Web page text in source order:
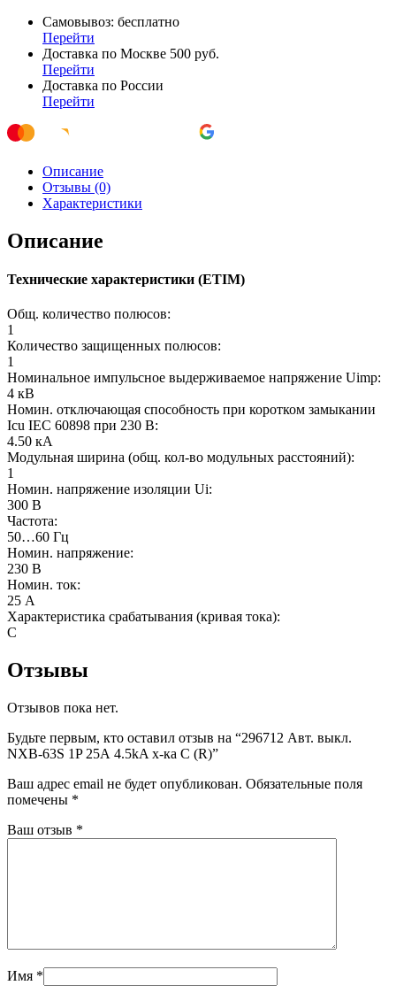
Самовывоз: бесплатно
Перейти
Доставка по Москве 500 руб.
Перейти
Доставка по России
Перейти
Описание
Отзывы (0)
Характеристики
Описание
Технические характеристики (ETIM)
Общ. количество полюсов:
1
Количество защищенных полюсов:
1
Номинальное импульсное выдерживаемое напряжение Uimp:
4 кВ
Номин. отключающая способность при коротком замыкании
Icu IEC 60898 при 230 В:
4.50 кА
Модульная ширина (общ. кол-во модульных расстояний):
1
Номин. напряжение изоляции Ui:
300 В
Частота:
50…60 Гц
Номин. напряжение:
230 В
Номин. ток:
25 А
Характеристика срабатывания (кривая тока):
C
Отзывы
Отзывов пока нет.
Будьте первым, кто оставил отзыв на “296712 Авт. выкл.
NXB-63S 1P 25А 4.5kA х-ка C (R)”
Ваш адрес email не будет опубликован. Обязательные поля
помечены *
Ваш отзыв *
Имя *